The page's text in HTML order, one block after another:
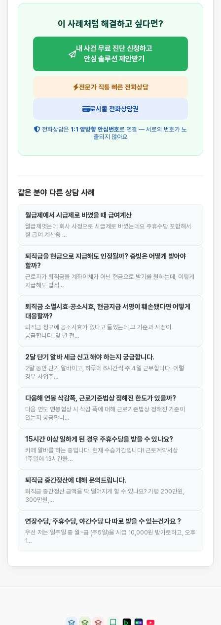
이 사례처럼 해결하고 싶다면?
내 사건 무료 진단 신청하고
안심 솔루션 제안받기
전문가 직통 빠른 전화상담
로시콜 전화상담권
전화상담은 1:1 양방향 안심번호로 연결 — 서로의 번호가 노
출되지 않아요
같은 분야 다른 상담 사례
월급제에서 시급제로 바꼈을 때 급여계산
월급제엿는데 회사 사정으로 시급제로 바꼈는데요 주휴수당 포함해서
월 급여 계산좀 …
퇴직금을 현금으로 지급해도 인정될까? 증빙은 어떻게 받아야
할까?
근로자가 퇴직금을 계좌이체가 아닌 현금으로 받기를 원하는데, 이렇게
지급해도 법적…
퇴직금 소멸시효·공소시효, 현금지급 서명이 훼손됐다면 어떻게
대응할까?
퇴직금 청구에 공소시효가 있다고 들었는데 그 기준과 시점이
궁금합니다. 몇 년 전…
2달 단기 알바 세금 신고 해야 하는지 궁금합니다.
2달 동안 단기 알바이고, 하루에 6시간씩 주 4일 근무합니다. 이럴
경우 사업주…
다음해 연봉 삭감폭, 근로기준법상 정해진 한도가 있을까?
다음 연도 연봉협상 시 삭감 폭에 대해 근로기준법상 정해진 기준이
있는지 궁금합니…
15시간 이상 일하게 된 경우 주휴수당을 받을 수 있나요?
카페 알바를 하는 중입니다. 현재 수습기간입니다! 근로계약서상
1주일에 13시간을…
퇴직금 중간정산에 대해 문의드립니다.
퇴직금 중간정산 금액을 딱 떨어지게 할 수 있나요? 가령 200만원,
300만원,…
연장수당, 주휴수당, 야간수당 다 따로 받을 수 있는건가요 ?
우선 저는 일주일 중 월~금 (주5일)을 시급 10,000원 받기로하고, 오후
1…